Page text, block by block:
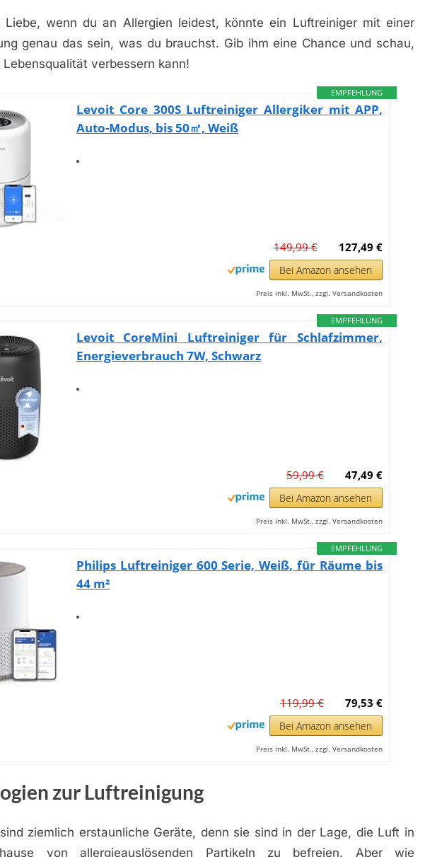
Liebe, wenn du an Allergien leidest, könnte ein Luftreiniger mit einer
genau das sein, was du brauchst. Gib ihm eine Chance und schau,
verbessern kann!
EMPFEHLUNG
Levoit Core 300S Luftreiniger Allergiker mit APP,
Auto-Modus, bis 50㎡, Weiß
127,49 €
149,99 €
Bei Amazon ansehen
Preis inkl. MwSt., zzgl. Versandkosten
EMPFEHLUNG
Levoit CoreMini Luftreiniger für Schlafzimmer,
Energieverbrauch 7W, Schwarz
47,49 €
59,99 €
Bei Amazon ansehen
Preis inkl. MwSt., zzgl. Versandkosten
EMPFEHLUNG
Philips Luftreiniger 600 Serie, Weiß, für Räume bis
44 m²
79,53 €
119,99 €
Bei Amazon ansehen
Preis inkl. MwSt., zzgl. Versandkosten
zur Luftreinigung
ziemlich erstaunliche Geräte, denn sie sind in der Lage, die Luft in
von allergieauslösenden Partikeln zu befreien. Aber wie